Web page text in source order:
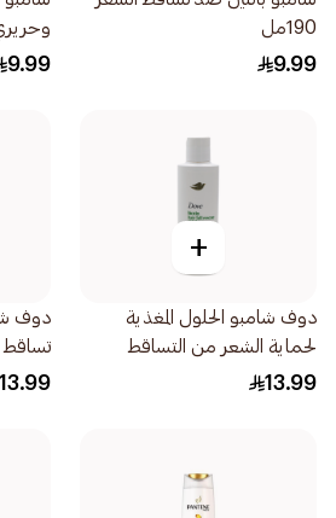
190مل
9.99
وحريري
9.99
+
دوف شامبو الحلول المغذية
لحماية الشعر من التساقط
190مل
13.99
دوف
تساقط
13.99